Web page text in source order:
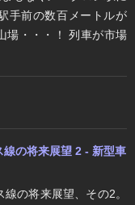
手前の数百メートルが
場・・・！ 列車が市場
の将来展望 2 - 新型車
の将来展望、その2。